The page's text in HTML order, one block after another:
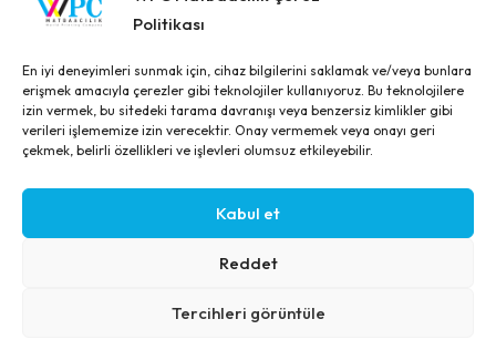
Politikası
En iyi deneyimleri sunmak için, cihaz bilgilerini saklamak ve/veya bunlara
erişmek amacıyla çerezler gibi teknolojiler kullanıyoruz. Bu teknolojilere
izin vermek, bu sitedeki tarama davranışı veya benzersiz kimlikler gibi
verileri işlememize izin verecektir. Onay vermemek veya onayı geri
çekmek, belirli özellikleri ve işlevleri olumsuz etkileyebilir.
Kabul et
Reddet
Tercihleri görüntüle
Learn About Our Team Member?